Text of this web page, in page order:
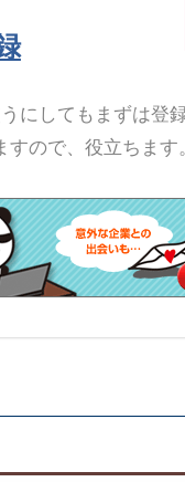
にしてもまずは登
ので、役立ちます